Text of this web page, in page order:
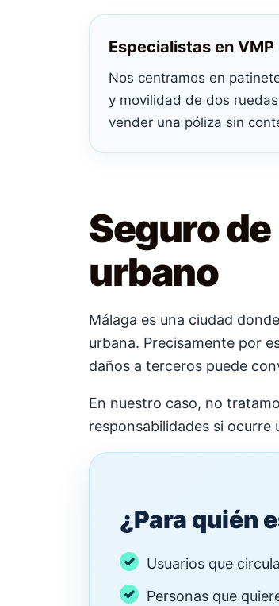
Especialistas en VMP
Nos centramos en
y movilidad de dos
vender una póliza sin
Seguro
urbano
Málaga es una ciudad
urbana. Precisamente por
daños a terceros puede
En nuestro caso, no
responsabilidades si
¿Para quién
Usuarios que
Personas que